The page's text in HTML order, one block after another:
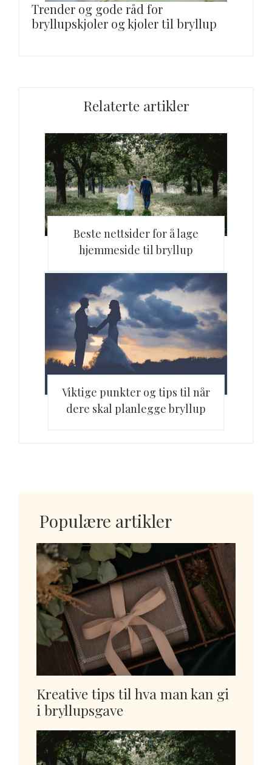
Trender og gode råd for
bryllupskjoler og kjoler til bryllup
Relaterte artikler
Beste nettsider for å lage
hjemmeside til bryllup
Viktige punkter og tips til når
dere skal planlegge bryllup
Populære artikler
Kreative tips til hva man kan gi
i bryllupsgave